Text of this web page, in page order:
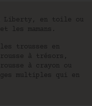
Liberty, en toile ou
mamans.
trousses en
à trésors,
à crayon ou
multiples qui en